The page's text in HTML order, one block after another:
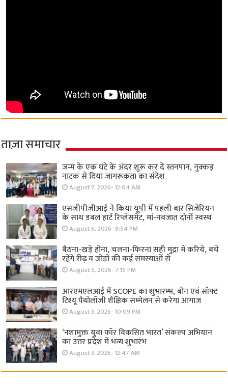
ताज़ा समाचार
जन्म के एक घंटे के अंदर शुरू कर दें स्तनपान, नुक्कड़
नाटक से दिया जागरूकता का संदेश
August 7, 2026- 12:04 AM
एसजीपीजीआई ने किया यूपी में पहली बार सिजेरियन
के साथ डबल हार्ट रिप्लेसमेंट, मां-नवजात दोनों स्वस्थ
August 6, 2026- 8:54 PM
बैठना-खड़े होना, चलना-फिरना सही मुद्रा में करिये, बचे
रहेंगे रीढ़ व जोड़ों की कई समस्याओं से
August 5, 2026- 7:15 PM
आरएमएलआई में SCOPE का शुभारम्भ, बोन एवं सॉफ्ट
टिश्यू पैथोलॉजी शैक्षिक सम्मेलन से करेगा आगाज
August 3, 2026- 10:09 PM
‘नशामुक्त युवा फॉर विकसित भारत’ संकल्प अभियान
का उत्तर प्रदेश में भव्य शुभारंभ
August 3, 2026- 12:47 AM